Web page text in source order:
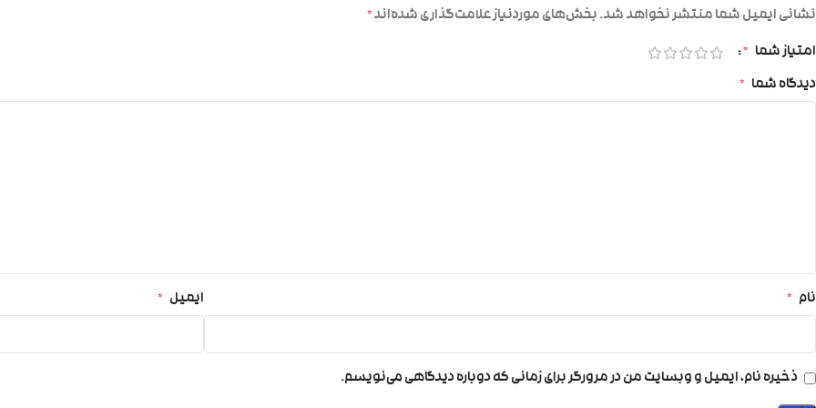
نشانی ایمیل شما منتشر نخواهد شد.بخش‌های موردنیاز علامت‌گذاری شده‌اند*
امتیاز شما *
دیدگاه شما *
نام * ایمیل *
ذخیره نام، ایمیل و وبسایت من در مرورگر برای زمانی که دوباره دیدگاهی می‌نویسم.